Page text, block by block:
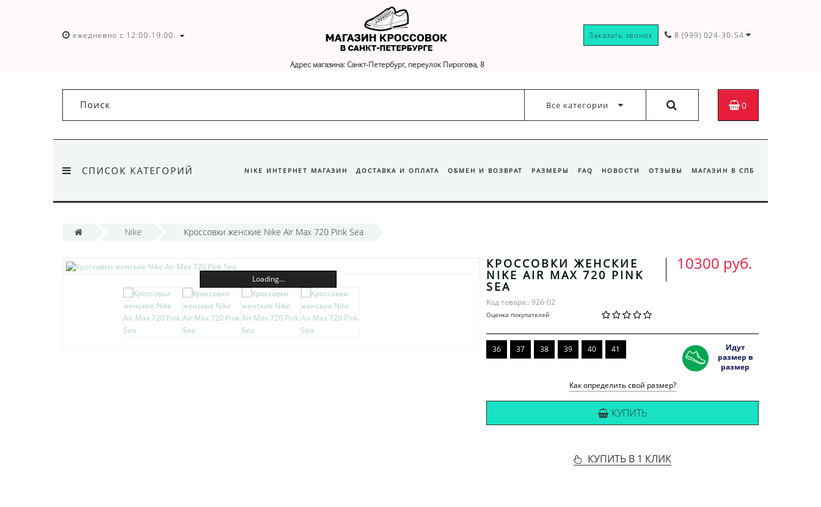
ежедневно с 12:00-19:00.
Адрес магазина: Санкт-Петербург, переулок Пирогова, 8
Заказать звонок 8 (999) 024-30-54
Все категории 0
СПИСОК КАТЕГОРИЙ NIKE ИНТЕРНЕТ МАГАЗИН ДОСТАВКА И ОПЛАТА ОБМЕН И ВОЗВРАТ РАЗМЕРЫ FAQ НОВОСТИ ОТЗЫВЫ МАГАЗИН В СПБ
Nike Кроссовки женские Nike Air Max 720 Pink Sea
Loading...
КРОССОВКИ ЖЕНСКИЕ
NIKE AIR MAX 720 PINK
SEA
Код товара:: 926-02
Оценка покупателей
10300 руб.
36 37 38 39 40 41
Идут
размер в
размер
Как определить свой размер?
КУПИТЬ
КУПИТЬ В 1 КЛИК